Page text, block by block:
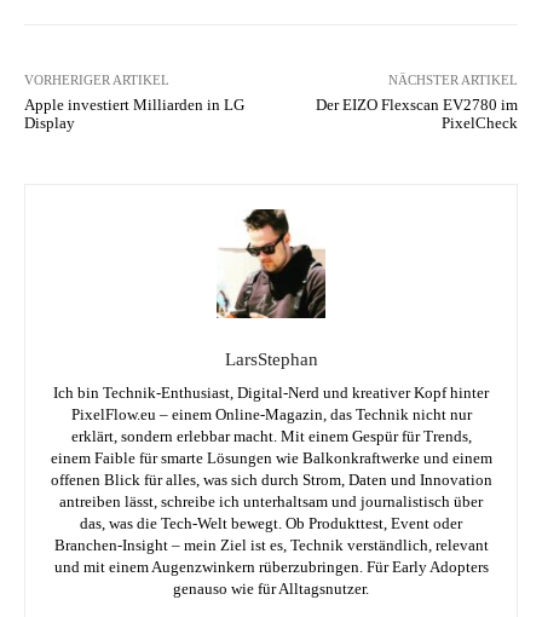
VORHERIGER ARTIKEL
Apple investiert Milliarden in LG
Display
NÄCHSTER ARTIKEL
Der EIZO Flexscan EV2780 im
PixelCheck
LarsStephan
Ich bin Technik-Enthusiast, Digital-Nerd und kreativer Kopf hinter
PixelFlow.eu – einem Online-Magazin, das Technik nicht nur
erklärt, sondern erlebbar macht. Mit einem Gespür für Trends,
einem Faible für smarte Lösungen wie Balkonkraftwerke und einem
offenen Blick für alles, was sich durch Strom, Daten und Innovation
antreiben lässt, schreibe ich unterhaltsam und journalistisch über
das, was die Tech-Welt bewegt. Ob Produkttest, Event oder
Branchen-Insight – mein Ziel ist es, Technik verständlich, relevant
und mit einem Augenzwinkern rüberzubringen. Für Early Adopters
genauso wie für Alltagsnutzer.